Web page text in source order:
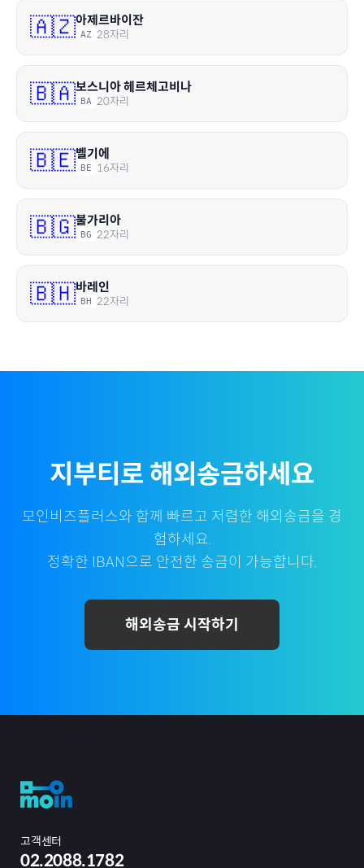
🇦🇿아제르바이잔
AZ 28자리
🇧🇦보스니아 헤르체고비나
BA 20자리
🇧🇪벨기에
BE 16자리
🇧🇬불가리아
BG 22자리
🇧🇭바레인
BH 22자리
지부티 로 해외송금하세요
모인비즈플러스와 함께 빠르고 저렴한 해외송금을 경
험하세요.
정확한 IBAN으로 안전한 송금이 가능합니다.
해외송금 시작하기
고객센터
02.2088.1782